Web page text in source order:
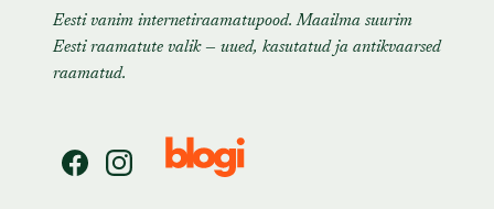
Eesti vanim internetiraamatupood. Maailma suurim
Eesti raamatute valik — uued, kasutatud ja antikvaarsed
raamatud.